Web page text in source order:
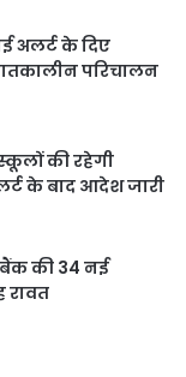
अलर्ट के दिए
परिचालन
की रहेगी
के बाद आदेश जारी
की 34 नई
रावत